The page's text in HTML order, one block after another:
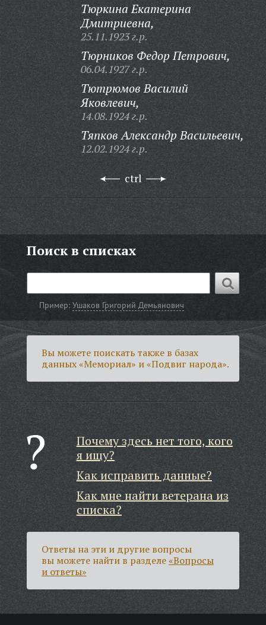
Тюркина Екатерина
Дмитриевна,
25.11.1923 г.р.
Тюрников Федор Петрович,
06.04.1927 г.р.
Тютрюмов Василий
Яковлевич,
14.08.1924 г.р.
Тяпков Александр Васильевич,
12.02.1924 г.р.
ctrl
Поиск в списках
Пример:Ушаков Григорий Демьянович
Вы можете поискать также в базах
данных «Мемориал» и «Подвиг народа».
Почему здесь нет того, кого
я ищу?
Как исправить данные?
Как мне найти ветерана из
списка?
Ответы на эти и другие вопросы
вы можете найти в разделе«Вопросы
и ответы»